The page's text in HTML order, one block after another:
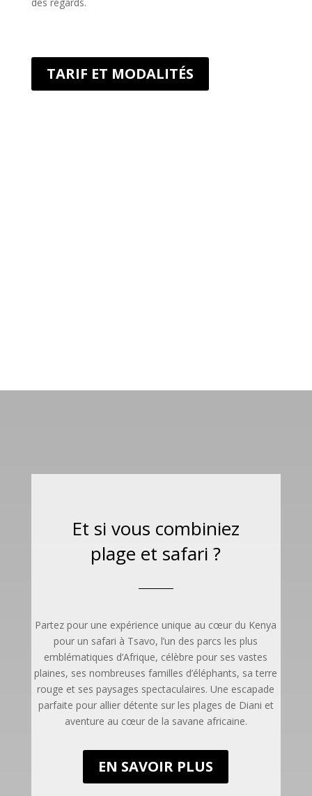
TARIF ET MODALITÉS
Et si vous combiniez
plage et safari ?
Partez pour une expérience unique au cœur du Kenya
pour un safari à Tsavo, l’un des parcs les plus
emblématiques d’Afrique, célèbre pour ses vastes
plaines, ses nombreuses familles d’éléphants, sa terre
rouge et ses paysages spectaculaires. Une escapade
parfaite pour allier détente sur les plages de Diani et
aventure au cœur de la savane africaine.
EN SAVOIR PLUS